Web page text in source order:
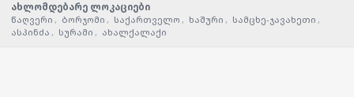
ახლომდებარე ლოკაციები
წაღვერი , ბორჯომი , საქართველო , ხაშური , სამცხე-ჯავახეთი ,
ასპინძა , სურამი , ახალქალაქი